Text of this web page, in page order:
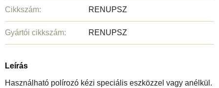
Cikkszám: RENUPSZ
Gyártói cikkszám: RENUPSZ
Leírás
Használható polírozó kézi speciális eszközzel vagy anélkül.